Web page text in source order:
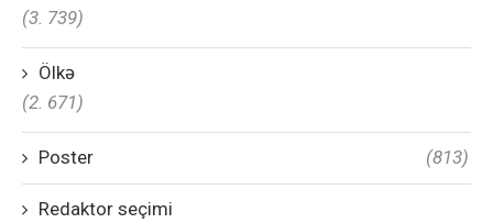
(3. 739)
Ölkə
(2. 671)
Poster (813)
Redaktor seçimi